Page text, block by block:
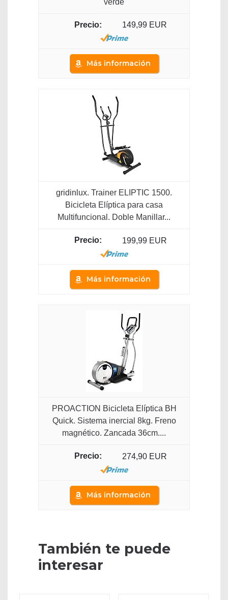
149,99 EUR
Más información
gridinlux. Trainer ELIPTIC 1500.
Bicicleta Elíptica para casa
Multifuncional. Doble Manillar...
199,99 EUR
Más información
PROACTION Bicicleta Elíptica BH
Quick. Sistema inercial 8kg. Freno
magnético. Zancada 36cm....
274,90 EUR
Más información
También te puede
interesar